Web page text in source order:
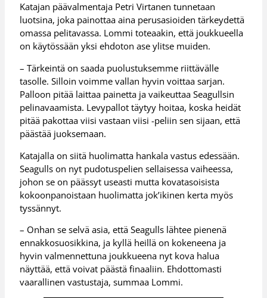
Katajan päävalmentaja Petri Virtanen tunnetaan
luotsina, joka painottaa aina perusasioiden tärkeydettä
omassa pelitavassa. Lommi toteaakin, että joukkueella
on käytössään yksi ehdoton ase ylitse muiden.
– Tärkeintä on saada puolustuksemme riittävälle
tasolle. Silloin voimme vallan hyvin voittaa sarjan.
Palloon pitää laittaa painetta ja vaikeuttaa Seagullsin
pelinavaamista. Levypallot täytyy hoitaa, koska heidät
pitää pakottaa viisi vastaan viisi -peliin sen sijaan, että
päästää juoksemaan.
Katajalla on siitä huolimatta hankala vastus edessään.
Seagulls on nyt pudotuspelien sellaisessa vaiheessa,
johon se on päässyt useasti mutta kovatasoisista
kokoonpanoistaan huolimatta jok’ikinen kerta myös
tyssännyt.
– Onhan se selvä asia, että Seagulls lähtee pienenä
ennakkosuosikkina, ja kyllä heillä on kokeneena ja
hyvin valmennettuna joukkueena nyt kova halua
näyttää, että voivat päästä finaaliin. Ehdottomasti
vaarallinen vastustaja, summaa Lommi.